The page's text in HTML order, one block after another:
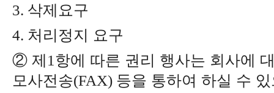
3. 삭제요구
4. 처리정지 요구
② 제1 항에 따른 권리 행사는 회사에
모사전송(FAX) 등을 통하여 하실 수